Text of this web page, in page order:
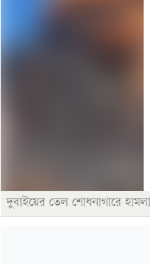
দুবাইয়ের তেল শোধনাগারে